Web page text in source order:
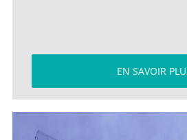
EN SAVOIR